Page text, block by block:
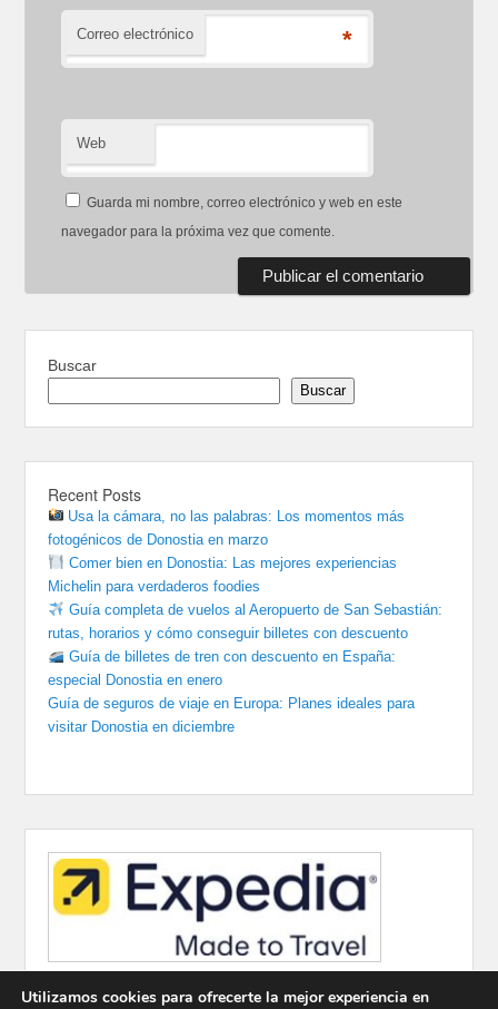
Correo electrónico *
Web
Guarda mi nombre, correo electrónico y web en este
navegador para la próxima vez que comente.
Buscar
Buscar
Recent Posts
Usa la cámara, no las palabras: Los momentos más
fotogénicos de Donostia en marzo
Comer bien en Donostia: Las mejores experiencias
Michelin para verdaderos foodies
Guía completa de vuelos al Aeropuerto de San Sebastián:
rutas, horarios y cómo conseguir billetes con descuento
Guía de billetes de tren con descuento en España:
especial Donostia en enero
Guía de seguros de viaje en Europa: Planes ideales para
visitar Donostia en diciembre
Utilizamos cookies para ofrecerte la mejor experiencia en